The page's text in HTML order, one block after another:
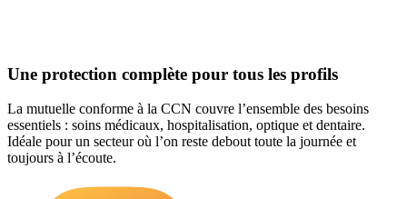
Une protection complète pour tous les profils
La mutuelle conforme à la CCN couvre l’ensemble des besoins
essentiels : soins médicaux, hospitalisation, optique et dentaire.
Idéale pour un secteur où l’on reste debout toute la journée et
toujours à l’écoute.